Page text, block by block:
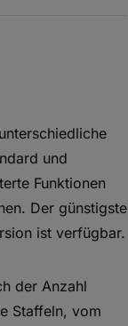
und
Funktionen
Der günstigste
ist verfügbar.
der Anzahl
Staffeln, vom